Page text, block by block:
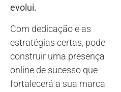
evolui.
Com dedicação e as
estratégias certas, pode
construir uma presença
online de sucesso que
fortalecerá a sua marca